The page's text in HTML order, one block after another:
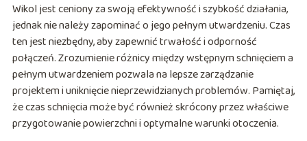
Wikol jest ceniony za swoją efektywność i szybkość działania,
jednak nie należy zapominać o jego pełnym utwardzeniu. Czas
ten jest niezbędny, aby zapewnić trwałość i odporność
połączeń. Zrozumienie różnicy między wstępnym schnięciem a
pełnym utwardzeniem pozwala na lepsze zarządzanie
projektem i uniknięcie nieprzewidzianych problemów. Pamiętaj,
że czas schnięcia może być również skrócony przez właściwe
przygotowanie powierzchni i optymalne warunki otoczenia.